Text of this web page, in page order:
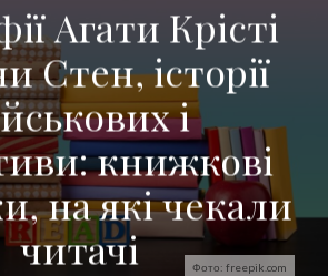
Фото: freepik.com
Агати Крісті
Стен, історії
і
книжкові
на які чекали
читачі